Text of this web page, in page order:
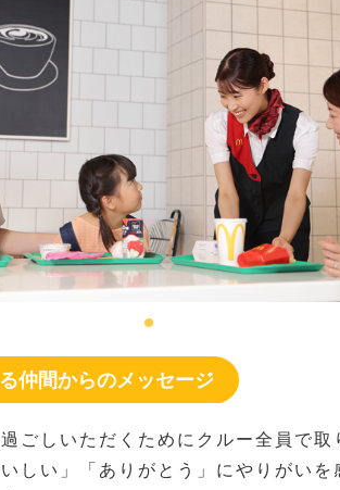
仲間からのメッセージ
ごしいただくためにクルー全員で取
しい」「ありがとう」にやりがいを